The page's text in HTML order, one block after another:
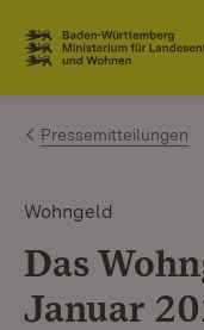
Zum Inhalt
Link zur Startseite
Pressemitteilungen
Wohngeld
Das
Januar